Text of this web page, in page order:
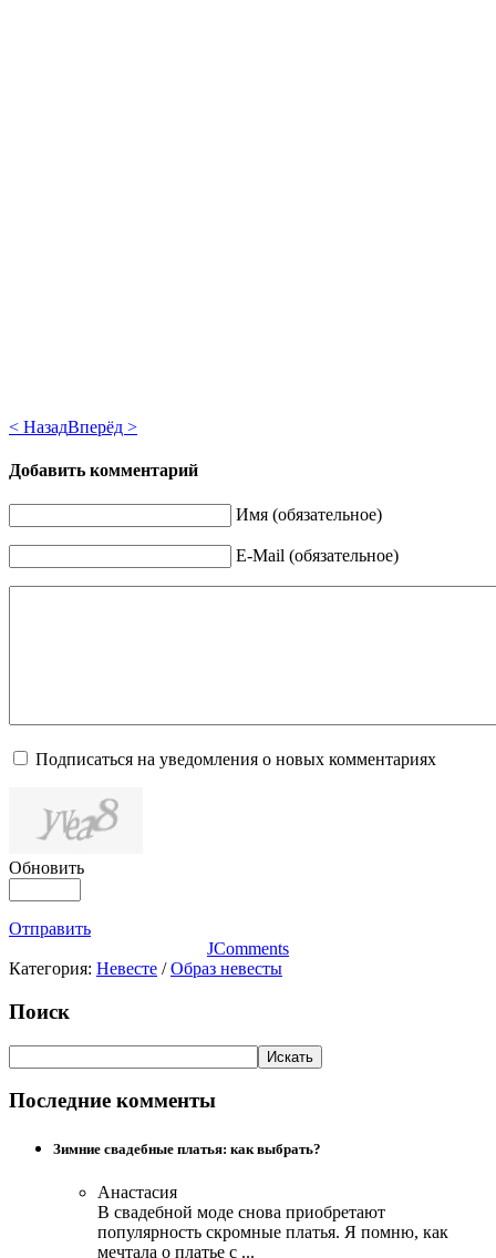
< НазадВперёд >
Добавить комментарий
Имя (обязательное)
E-Mail (обязательное)
Подписаться на уведомления о новых комментариях
Обновить
Отправить
JComments
Категория: Невесте /Образ невесты
Поиск
Последние комменты
Зимние свадебные платья: как выбрать?
Анастасия
В свадебной моде снова приобретают
популярность скромные платья. Я помню, как
мечтала о платье с ...